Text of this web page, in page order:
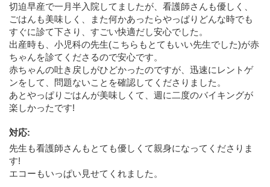
切迫早産で一月半入院してましたが、看護師さんも優しく、
ごはんも美味しく、また何かあったらやっぱりどんな時でも
すぐに診て下さり、すごい快適だし安心でした。
出産時も、小児科の先生(こちらもとてもいい先生でした)が赤
ちゃんを診てくださるので安心です。
赤ちゃんの吐き戻しがひどかったのですが、迅速にレントゲ
ンをして、問題ないことを確認してくださりました。
あとやっぱりごはんが美味しくて、週に二度のバイキングが
楽しかったです!
対応:
先生も看護師さんもとても優しくて親身になってくださりま
す!
エコーもいっぱい見せてくれました。